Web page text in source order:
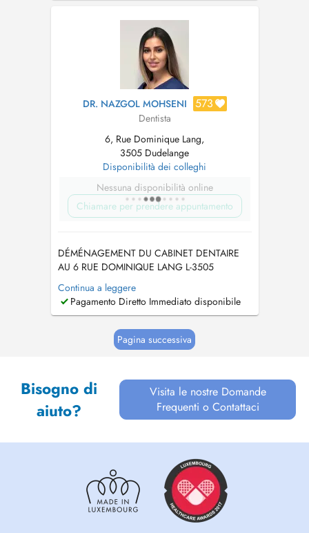
Domaines d'Expertise
____________________...
DR. NAZGOL MOHSENI 573
Dentista
6, Rue Dominique Lang,
3505 Dudelange
Disponibilità dei colleghi
Nessuna disponibilità online
Chiamare per prendere appuntamento
DÉMÉNAGEMENT DU CABINET DENTAIRE
AU 6 RUE DOMINIQUE LANG L-3505
DUDELANGE A PARTIR DU 15/06/2026
URGENCE SOIR/WEEK END : +352 621 640
049 PRISE DE RDV PAR
640 049 TIERS PAYANT DISPONIBLE,
AUCUNE AVANCE DE FRAIS SUR LA PART
Continua a leggere
Pagamento Diretto Immediato disponibile
Pagina successiva
Bisogno di
aiuto?
Visita le nostre Domande
Frequenti o Contattaci